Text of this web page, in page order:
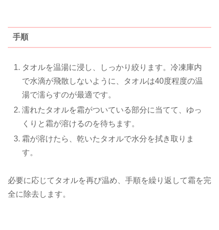
手順
タオルを温湯に浸し、しっかり絞ります。冷凍庫内
で水滴が飛散しないように、タオルは40度程度の温
湯で濡らすのが最適です。
濡れたタオルを霜がついている部分に当てて、ゆっ
くりと霜が溶けるのを待ちます。
霜が溶けたら、乾いたタオルで水分を拭き取りま
す。
必要に応じてタオルを再び温め、手順を繰り返して霜を完
全に除去します。